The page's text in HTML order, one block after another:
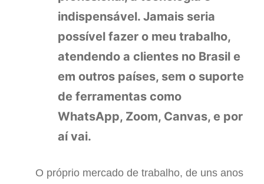
indispensável. Jamais seria
possível fazer o meu trabalho,
atendendo a clientes no Brasil e
em outros países, sem o suporte
de ferramentas como
WhatsApp, Zoom, Canvas, e por
aí vai.
O próprio mercado de trabalho, de uns anos